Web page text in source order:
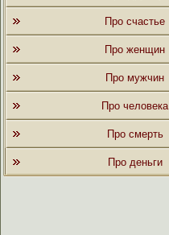
Про счастье
Про женщин
Про мужчин
Про человека
Про смерть
Про деньги